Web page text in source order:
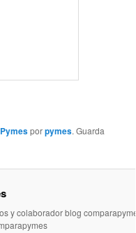
porpymes. Guarda
y colaborador blog